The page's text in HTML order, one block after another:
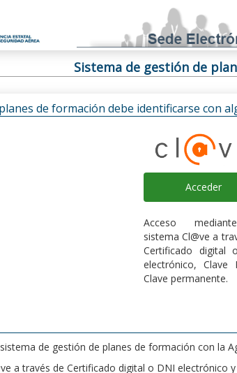
Sistema de gestión de
de formación debe identificarse con
Acceder
Acceso
sistema Cl@ve a
Certificado digital
electrónico, Clave
Clave permanente.
de gestión de planes de formación con la
a través de Certificado digital o DNI